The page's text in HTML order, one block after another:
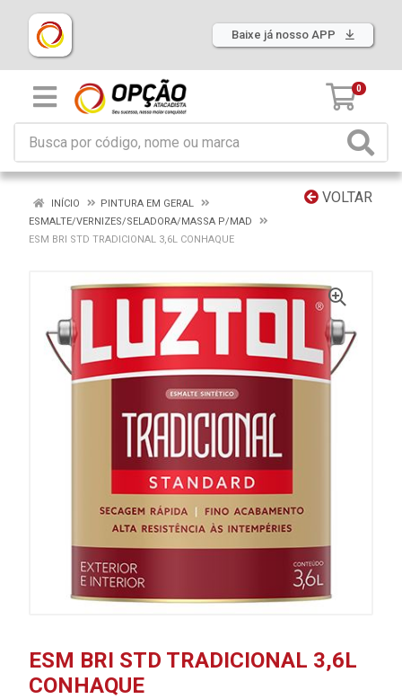
Baixe já nosso APP
0
VOLTAR
INÍCIO
PINTURA EM GERAL
ESMALTE/VERNIZES/SELADORA/MASSA P/MAD
ESM BRI STD TRADICIONAL 3,6L CONHAQUE
ESM BRI STD TRADICIONAL 3,6L
CONHAQUE